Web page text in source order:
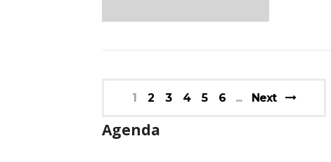
1 2 3 4 5 6 Next
Agenda